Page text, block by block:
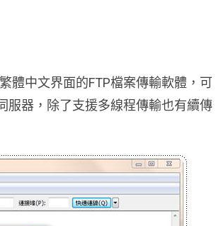
體中文界面的FTP檔案傳輸軟體，可
服器，除了支援多線程傳輸也有續傳